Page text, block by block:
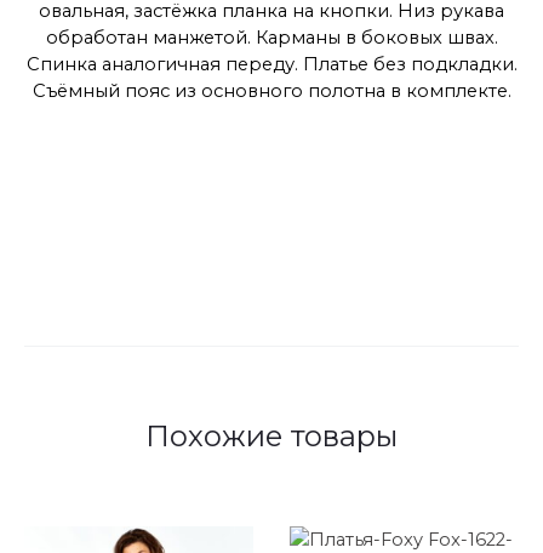
овальная, застёжка планка на кнопки. Низ рукава
обработан манжетой. Карманы в боковых швах.
Спинка аналогичная переду. Платье без подкладки.
Съёмный пояс из основного полотна в комплекте.
Похожие товары